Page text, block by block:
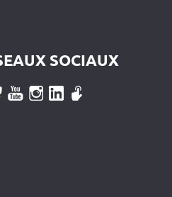
SOCIAUX